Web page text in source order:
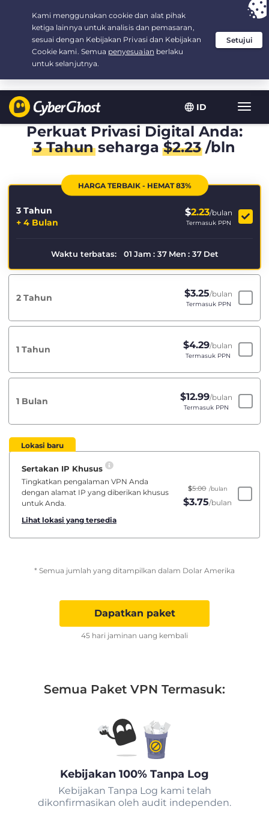
ID
Your choice:The Best Dealfor 3.3333333333333-years at $
/month
Perkuat Privasi Digital Anda:
3 Tahunseharga$2.23/bln
HARGA TERBAIK - HEMAT 83%
3 Tahun
+ 4 Bulan
$2.23/bulan
Termasuk PPN
Waktu terbatas: 01 Jam : 37 Men : 37 Det
2 Tahun $3.25/bulan
Termasuk PPN
1 Tahun $4.29/bulan
Termasuk PPN
1 Bulan $12.99/bulan
Termasuk PPN
Lokasi baru
Sertakan IP Khusus
Tingkatkan pengalaman VPN Anda
dengan alamat IP yang diberikan khusus
untuk Anda.
Lihat lokasi yang tersedia
$5.00 /bulan
$3.75/bulan
* Semua jumlah yang ditampilkan dalam Dolar Amerika
Dapatkan paket
45 hari jaminan uang kembali
Semua Paket VPN Termasuk:
Kebijakan 100% Tanpa Log
Kebijakan Tanpa Log kami telah
dikonfirmasikan oleh audit independen.